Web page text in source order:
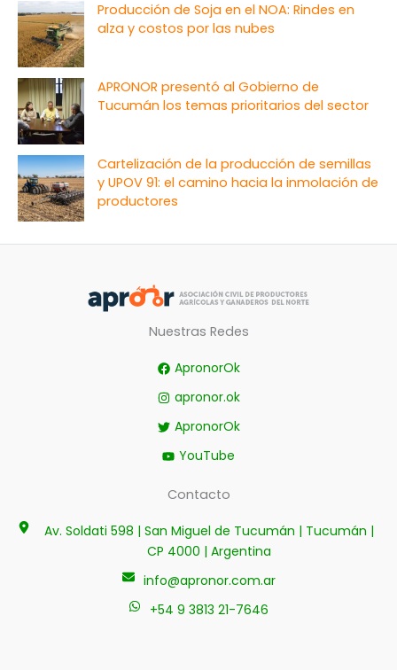
Producción de Soja en el NOA: Rindes en
alza y costos por las nubes
APRONOR presentó al Gobierno de
Tucumán los temas prioritarios del sector
Cartelización de la producción de semillas
y UPOV 91: el camino hacia la inmolación de
productores
Nuestras Redes
ApronorOk
apronor.ok
ApronorOk
YouTube
Contacto
Av. Soldati 598 | San Miguel de Tucumán | Tucumán |
CP 4000 | Argentina
info@apronor.com.ar
+54 9 3813 21-7646